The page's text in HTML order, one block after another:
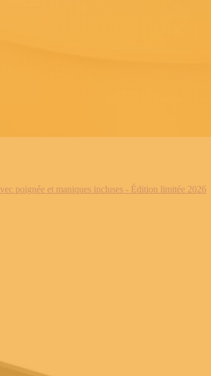
poignée et maniques incluses - Édition limitée 2026